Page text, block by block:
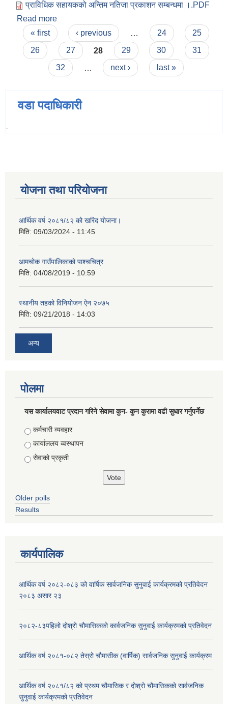
प्राविधिक सहायकको अन्तिम नतिजा प्रकाशन सम्बन्धमा ।.PDF
Read more
सम्बन्धमा ।
Pages
« first ‹ previous 24
25
26
27 28 29 30
31
32
next › last »
वडा पदाधिकारी
-
योजना तथा परियोजना
आर्थिक वर्ष २०८१/८२ को खरिद योजना।
मिति: 09/03/2024 - 11:45
आमचोक गाउँपालिकाको पाश्चचित्र
मिति: 04/08/2019 - 10:59
स्थानीय तहको विनियोजन ऐन २०७५
मिति: 09/21/2018 - 14:03
अन्य
पोलमा
यस कार्यालयवाट प्रदान गरिने सेवामा कुन- कुन कुरामा वढी सुधार गर्नुपर्नेछ
Choices
कर्मचारी व्यवहार
कार्याललय व्वस्थापन
सेवाको प्रकृती
Older polls
Results
कार्यपालिक
आर्थिक वर्ष २०८२-०८३ को वार्षिक सार्वजनिक सुनुवाई कार्यक्रमको प्रतिवेदन
२०८३ असार २३
२०८२-८३पहिलो दोश्रो चौमासिकको कार्वजनिक सुनुवाई कार्यक्रमको प्रतिवेदन
आर्थिक वर्ष २०८१-०८२ तेस्रो चौमासीक (वार्षिक) सार्वजनिक सुनुवाई कार्यक्रम
आर्थिक वर्ष २०८१/८२ को प्रथम चौमासिक र दोश्रो चौमासिकको सार्वजनिक
सुनुवाई कार्यक्रमको प्रतिवेदन